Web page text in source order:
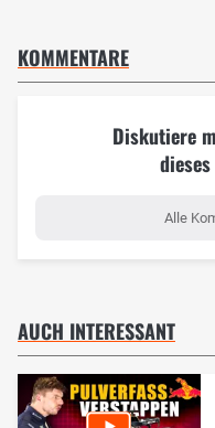
KOMMENTARE
Diskutiere
Alle
AUCH INTERESSANT